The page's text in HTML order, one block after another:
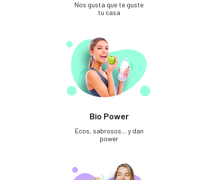
Nos gusta que te guste
tu casa
Bio Power
Ecos, sabrosos… y dan
power